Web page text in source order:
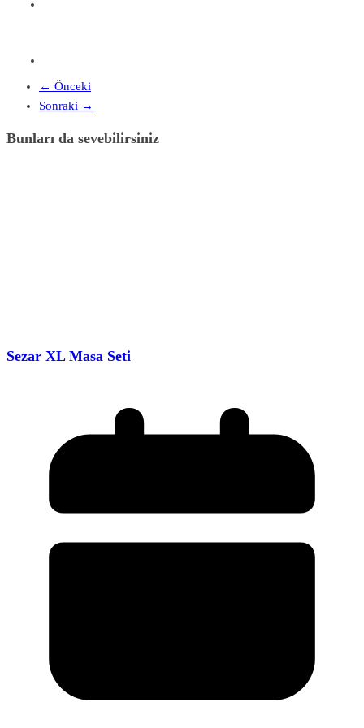
← Önceki
Sonraki →
Bunları da sevebilirsiniz
Sezar XL Masa Seti